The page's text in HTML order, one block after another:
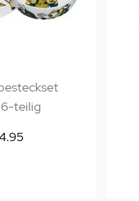
6-teilig